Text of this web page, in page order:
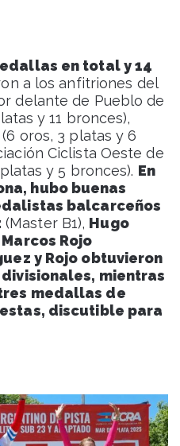
en total y 14
a los anfitriones del
delante de Pueblo de
y 11 bronces),
oros, 3 platas y 6
Ciclista Oeste de
y 5 bronces). En
hubo buenas
balcarceños
(Master B1), Hugo
Marcos Rojo
y Rojo obtuvieron
mientras
medallas de
discutible para